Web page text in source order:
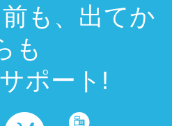
も、出てか
も
ポート!